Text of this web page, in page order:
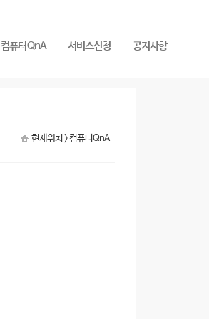
컴퓨터QnA 서비스신청 공지사항
현재위치 >컴퓨터QnA